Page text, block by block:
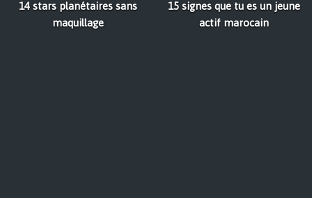
14 stars planétaires sans
maquillage
15 signes que tu es un jeune
actif marocain